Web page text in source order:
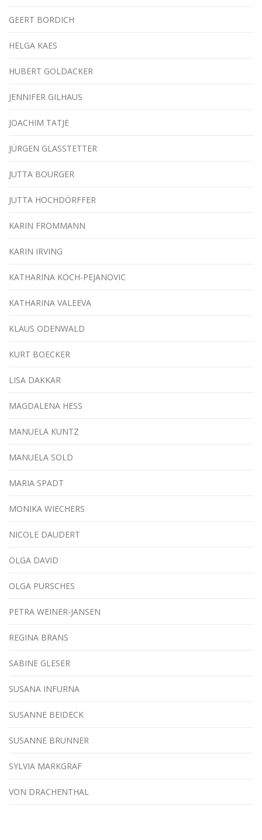
GEERT BORDICH
HELGA KAES
HUBERT GOLDACKER
JENNIFER GILHAUS
JOACHIM TATJE
JÜRGEN GLASSTETTER
JUTTA BOURGER
JUTTA HOCHDÖRFFER
KARIN FROMMANN
KARIN IRVING
KATHARINA KOCH-PEJANOVIC
KATHARINA VALEEVA
KLAUS ODENWALD
KURT BOECKER
LISA DAKKAR
MAGDALENA HESS
MANUELA KUNTZ
MANUELA SOLD
MARIA SPADT
MONIKA WIECHERS
NICOLE DAUDERT
OLGA DAVID
OLGA PURSCHES
PETRA WEINER-JANSEN
REGINA BRANS
SABINE GLESER
SUSANA INFURNA
SUSANNE BEIDECK
SUSANNE BRUNNER
SYLVIA MARKGRAF
VON DRACHENTHAL